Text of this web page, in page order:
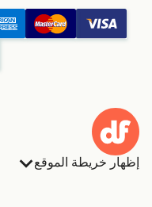
إظهار خريطة الموقع